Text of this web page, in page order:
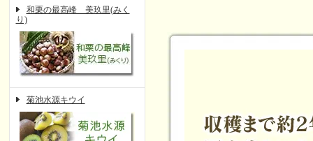
和栗の最高峰 美玖里(みく
り)
菊池水源キウイ